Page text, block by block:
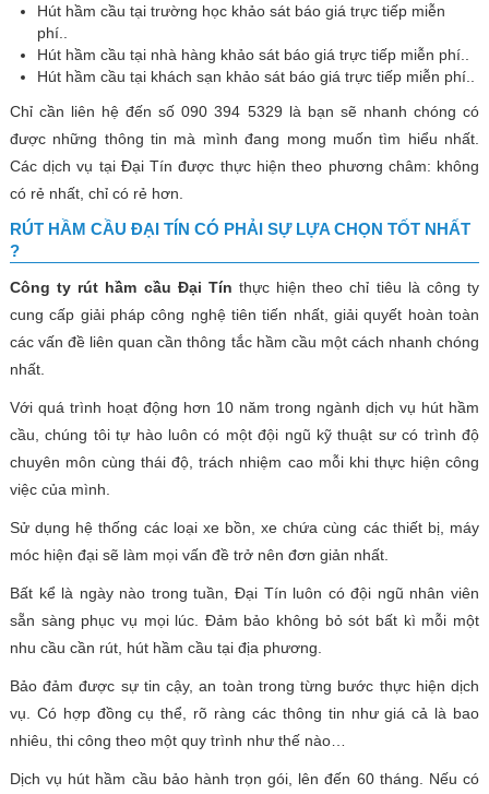
Hút hầm cầu tại trường học khảo sát báo giá trực tiếp miễn
phí..
Hút hầm cầu tại nhà hàng khảo sát báo giá trực tiếp miễn phí..
Hút hầm cầu tại khách sạn khảo sát báo giá trực tiếp miễn phí..
Chỉ cần liên hệ đến số 090 394 5329 là bạn sẽ nhanh chóng có
được những thông tin mà mình đang mong muốn tìm hiểu nhất.
Các dịch vụ tại Đại Tín được thực hiện theo phương châm: không
có rẻ nhất, chỉ có rẻ hơn.
RÚT HẦM CẦU ĐẠI TÍN CÓ PHẢI SỰ LỰA CHỌN TỐT NHẤT
?
Công ty rút hầm cầu Đại Tín thực hiện theo chỉ tiêu là công ty
cung cấp giải pháp công nghệ tiên tiến nhất, giải quyết hoàn toàn
các vấn đề liên quan cần thông tắc hầm cầu một cách nhanh chóng
nhất.
Với quá trình hoạt động hơn 10 năm trong ngành dịch vụ hút hầm
cầu, chúng tôi tự hào luôn có một đội ngũ kỹ thuật sư có trình độ
chuyên môn cùng thái độ, trách nhiệm cao mỗi khi thực hiện công
việc của mình.
Sử dụng hệ thống các loại xe bồn, xe chứa cùng các thiết bị, máy
móc hiện đại sẽ làm mọi vấn đề trở nên đơn giản nhất.
Bất kể là ngày nào trong tuần, Đại Tín luôn có đội ngũ nhân viên
sẵn sàng phục vụ mọi lúc. Đảm bảo không bỏ sót bất kì mỗi một
nhu cầu cần rút, hút hầm cầu tại địa phương.
Bảo đảm được sự tin cậy, an toàn trong từng bước thực hiện dịch
vụ. Có hợp đồng cụ thể, rõ ràng các thông tin như giá cả là bao
nhiêu, thi công theo một quy trình như thế nào…
Dịch vụ hút hầm cầu bảo hành trọn gói, lên đến 60 tháng. Nếu có